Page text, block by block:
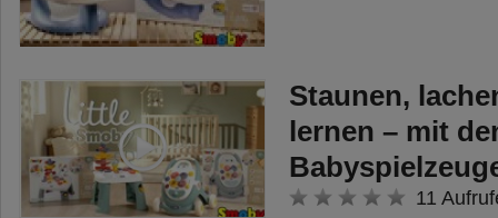
Staunen,
lernen – mit
11